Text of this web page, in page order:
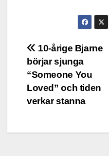
Post
navigation
10-årige Bjarne
börjar sjunga
“Someone You
Loved” och tiden
verkar stanna